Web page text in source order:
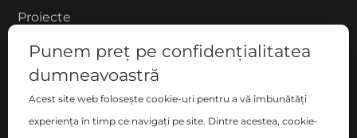
Proiecte
Despre noi
Blog
Contact
COMPANIE
Punem preț pe confidențialitatea
dumneavoastră
Acest site web folosește cookie-uri pentru a vă îmbunătăți
experiența în timp ce navigați pe site. Dintre acestea, cookie-